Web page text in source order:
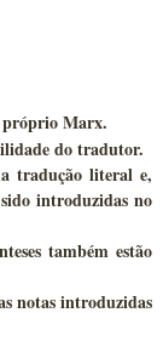
próprio Marx.
do tradutor.
tradução literal e,
introduzidas no
também estão
notas introduzidas